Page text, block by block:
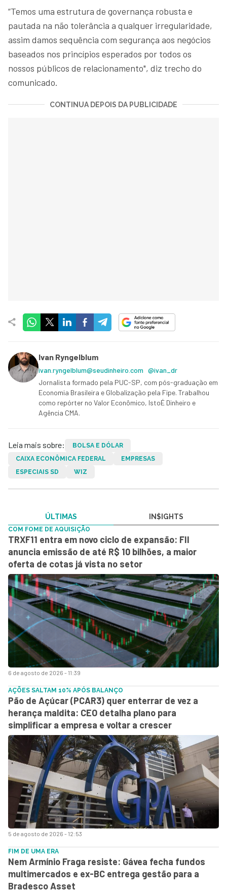
“Temos uma estrutura de governança robusta e
pautada na não tolerância a qualquer irregularidade,
assim damos sequência com segurança aos negócios
baseados nos princípios esperados por todos os
nossos públicos de relacionamento", diz trecho do
comunicado.
CONTINUA DEPOIS DA PUBLICIDADE
Ivan Ryngelblum
ivan.ryngelblum@seudinheiro.com @ivan_dr
Jornalista formado pela PUC-SP, com pós-graduação em
Economia Brasileira e Globalização pela Fipe. Trabalhou
como repórter no Valor Econômico, IstoÉ Dinheiro e
Agência CMA.
Leia mais sobre:
BOLSA E DÓLAR
CAIXA ECONÔMICA FEDERAL
EMPRESAS
ESPECIAIS SD
WIZ
ÚLTIMAS IN$IGHTS
6 de agosto de 2026 - 11:39
COM FOME DE AQUISIÇÃO
TRXF11 entra em novo ciclo de expansão: FII
anuncia emissão de até R$ 10 bilhões, a maior
oferta de cotas já vista no setor
5 de agosto de 2026 - 12:53
AÇÕES SALTAM 10% APÓS BALANÇO
Pão de Açúcar (PCAR3) quer enterrar de vez a
herança maldita: CEO detalha plano para
simplificar a empresa e voltar a crescer
FIM DE UMA ERA
Nem Armínio Fraga resiste: Gávea fecha fundos
multimercados e ex-BC entrega gestão para a
Bradesco Asset